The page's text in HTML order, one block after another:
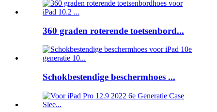
360 graden roterende toetsenbord...
Schokbestendige beschermhoes ...